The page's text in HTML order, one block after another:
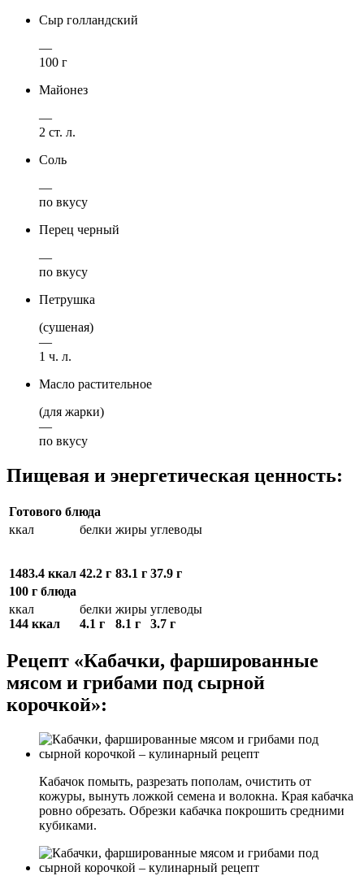
Сыр голландский
—
100 г
Майонез
—
2 ст. л.
Соль
—
по вкусу
Перец черный
—
по вкусу
Петрушка
(сушеная)
—
1 ч. л.
Масло растительное
(для жарки)
—
по вкусу
Пищевая и энергетическая ценность:
Готового блюда
ккал
1483.4 ккал
белки
42.2 г
жиры
83.1 г
углеводы
37.9 г
100 г блюда
ккал
144 ккал
белки
4.1 г
жиры
8.1 г
углеводы
3.7 г
Рецепт «Кабачки, фаршированные
мясом и грибами под сырной
корочкой»:
Кабачок помыть, разрезать пополам, очистить от
кожуры, вынуть ложкой семена и волокна. Края кабачка
ровно обрезать. Обрезки кабачка покрошить средними
кубиками.